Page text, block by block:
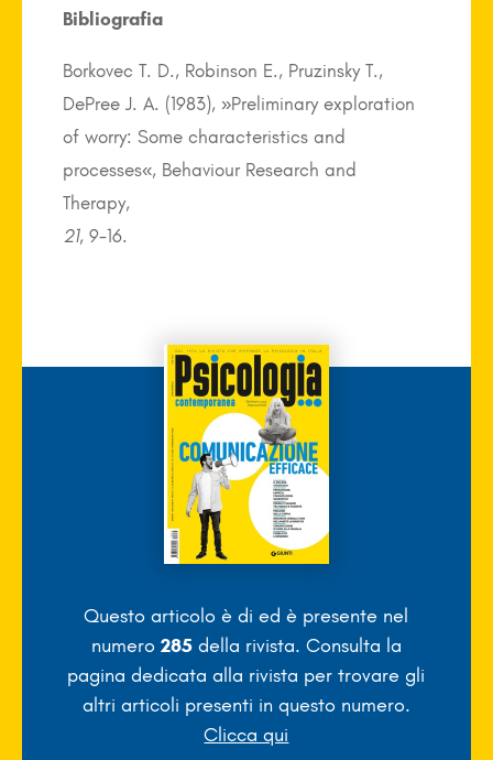
Bibliografia
Borkovec T. D., Robinson E., Pruzinsky T.,
DePree J. A. (1983), «Preliminary exploration
of worry: Some characteristics and
processes», Behaviour Research and
Therapy,
21, 9-16.
Questo articolo è died è presente nel
numero 285della rivista. Consulta la
pagina dedicata alla rivista per trovare gli
altri articoli presenti in questo numero.
Clicca qui